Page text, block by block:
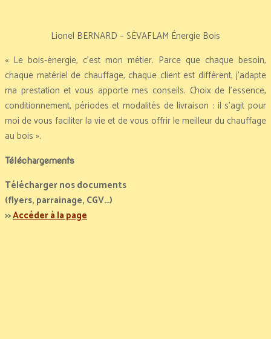
Lionel BERNARD – SÈVAFLAM Énergie Bois
« Le bois-énergie, c’est mon métier. Parce que chaque besoin,
chaque matériel de chauffage, chaque client est différent, j’adapte
ma prestation et vous apporte mes conseils. Choix de l’essence,
conditionnement, périodes et modalités de livraison : il s’agit pour
moi de vous faciliter la vie et de vous offrir le meilleur du chauffage
au bois ».
Téléchargements
Télécharger nos documents
(flyers, parrainage, CGV…)
>>Accéder à la page